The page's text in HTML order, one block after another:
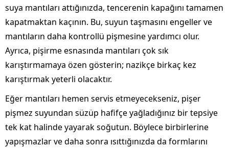
suya mantıları attığınızda, tencerenin kapağını tamamen
kapatmaktan kaçının. Bu, suyun taşmasını engeller ve
mantıların daha kontrollü pişmesine yardımcı olur.
Ayrıca, pişirme esnasında mantıları çok sık
karıştırmamaya özen gösterin; nazikçe birkaç kez
karıştırmak yeterli olacaktır.
Eğer mantıları hemen servis etmeyecekseniz, pişer
pişmez suyundan süzüp hafifçe yağladığınız bir tepsiye
tek kat halinde yayarak soğutun. Böylece birbirlerine
yapışmazlar ve daha sonra ısıttığınızda da formlarını